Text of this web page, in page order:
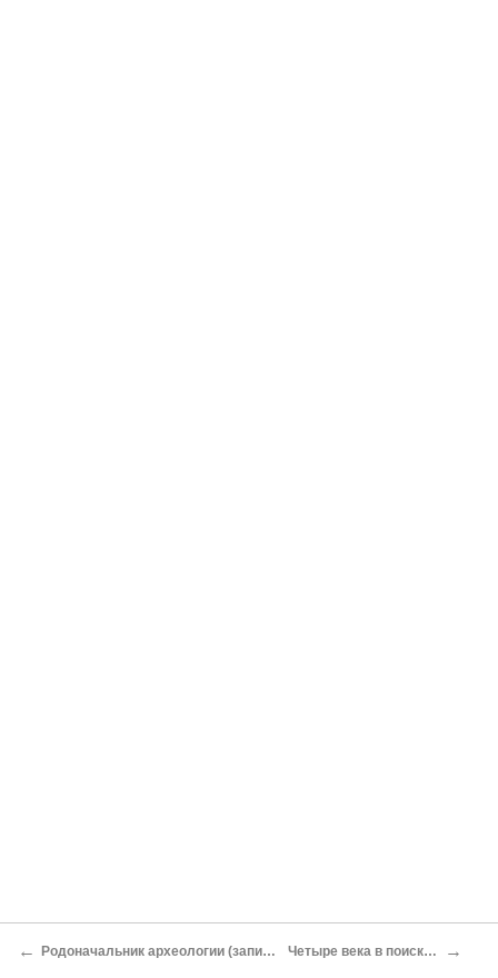
← Родоначальник археологии (записки сумасшедшего) Четыре века в поисках «либереи» →